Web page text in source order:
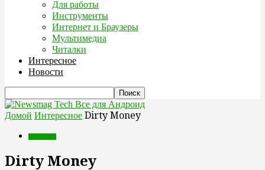
Для работы
Инструменты
Интернет и Браузеры
Мультимедиа
Читалки
Интересное
Новости
Все для Андроид
Домой Интересное Dirty Money
Dirty Money